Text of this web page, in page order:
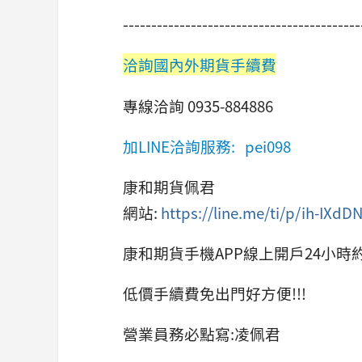
洽詢國內外期貨手續費
專線洽詢 0935-884886
加LINE洽詢服務: pei098
康和期貨佩君
網站: https://line.me/ti/p/ih-
康和期貨手機APP線上開戶24小時
低價手續費免出門好方便!!!
營業員務必點寫:凌佩君